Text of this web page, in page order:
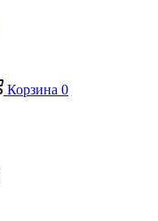
Корзина 0